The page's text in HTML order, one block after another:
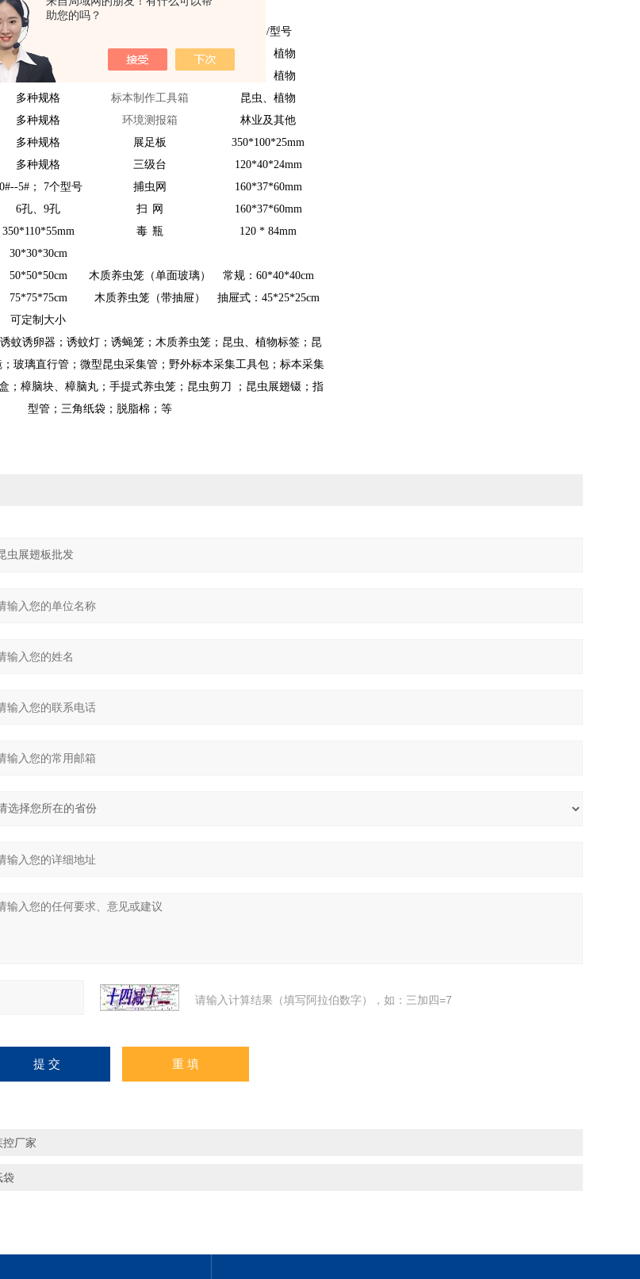
助您的吗？
标 本 制 作 常 用 工 具
规格/型号
规格/型号
多种规格 标本采集工具箱
昆虫、植物
多种规格
昆虫、植物
多种规格 标本制作工具箱
昆虫、植物
多种规格 环境测报箱
林业及其他
多种规格 展足板
350*100*25mm
多种规格 三级台
120*40*24mm
5#； 7个型号 捕虫网
160*37*60mm
6孔、9孔 扫 网
160*37*60mm
350*110*55mm 毒 瓶 120 * 84mm
30*30*30cm
50*50*50cm
75*75*75cm
可定制大小
木质养虫笼（单面玻璃）
木质养虫笼（带抽屉）
常规： 60*40*40cm
抽屉式：45*25*25cm
诱蚊诱卵器；诱蚊灯；诱蝇笼；木质养虫笼；昆虫、植物标签；昆
玻璃直行管；微型昆虫采集管；野外标本采集工具包；标本采集
；樟脑块、樟脑丸；手提式养虫笼；昆虫剪刀 ；昆虫展翅镊；指
型管；三角纸袋；脱脂棉；等
请输入计算结果（填写阿拉伯数字），如：三加四=7
控厂家
袋